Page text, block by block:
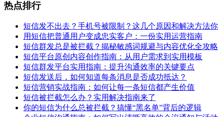
热点排行
短信发不出去？手机号被限制？这几个原因和解决方法
用短信把普通用户变成忠实客户：一份实用运营指南
短信群发总是被拦截？揭秘敏感词规避与内容优化全攻略
短信平台原创内容创作指南：从用户需求到实用模板
短信群发平台实用指南：提升沟通效率的关键要点
短信发送后，如何知道每条消息是否成功抵达？
短信营销实战指南：如何让每一条短信都产生价值
短信被拦截怎么办？实用解决指南来了
你的短信为什么总被拦截？搞懂“黑名单”背后的逻辑